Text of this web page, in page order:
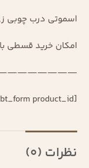
اسموتی درب چوبی
امکان خرید قسطی با ترب
[ywfbt_form product_id=””]
نظرات (0)